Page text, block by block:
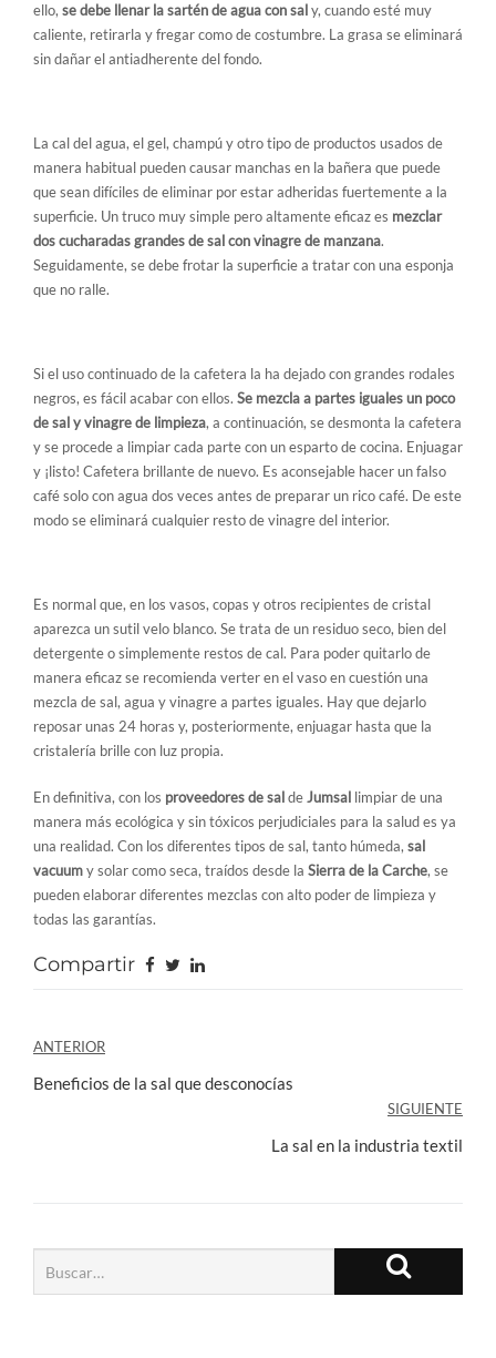
ello, se debe llenar la sartén de agua con saly, cuando esté muy
caliente, retirarla y fregar como de costumbre. La grasa se eliminará
sin dañar el antiadherente del fondo.
La cal del agua, el gel, champú y otro tipo de productos usados de
manera habitual pueden causar manchas en la bañera que puede
que sean difíciles de eliminar por estar adheridas fuertemente a la
superficie. Un truco muy simple pero altamente eficaz es mezclar
dos cucharadas grandes de sal con vinagre de manzana.
Seguidamente, se debe frotar la superficie a tratar con una esponja
que no ralle.
Si el uso continuado de la cafetera la ha dejado con grandes rodales
negros, es fácil acabar con ellos. Se mezcla a partes iguales un poco
de sal y vinagre de limpieza, a continuación, se desmonta la cafetera
y se procede a limpiar cada parte con un esparto de cocina. Enjuagar
y ¡listo! Cafetera brillante de nuevo. Es aconsejable hacer un falso
café solo con agua dos veces antes de preparar un rico café. De este
modo se eliminará cualquier resto de vinagre del interior.
Es normal que, en los vasos, copas y otros recipientes de cristal
aparezca un sutil velo blanco. Se trata de un residuo seco, bien del
detergente o simplemente restos de cal. Para poder quitarlo de
manera eficaz se recomienda verter en el vaso en cuestión una
mezcla de sal, agua y vinagre a partes iguales. Hay que dejarlo
reposar unas 24 horas y, posteriormente, enjuagar hasta que la
cristalería brille con luz propia.
En definitiva, con los proveedores de saldeJumsal limpiar de una
manera más ecológica y sin tóxicos perjudiciales para la salud es ya
una realidad. Con los diferentes tipos de sal, tanto húmeda, sal
vacuumy solar como seca, traídos desde la Sierra de la Carche, se
pueden elaborar diferentes mezclas con alto poder de limpieza y
todas las garantías.
Compartir
Navegación
de
ANTERIOR
Beneficios de la sal que desconocías
SIGUIENTE
La sal en la industria textil